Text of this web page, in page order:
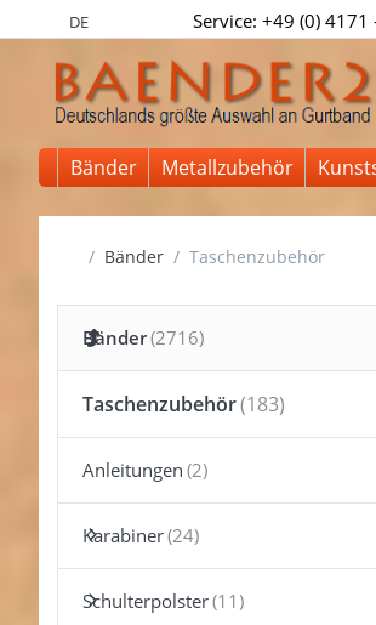
DE Service: +49 (0)
Bänder Metallzubehör
Startseite
Bänder Taschenzubehör
Bänder
Taschenzubehör
Anleitungen
Karabiner
Schulterpolster